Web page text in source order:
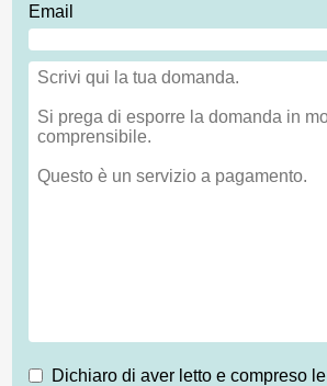
Email
Dichiaro di aver letto e compreso le